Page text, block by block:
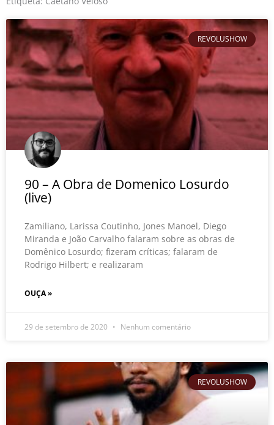
REVOLUSHOW
90 – A Obra de Domenico Losurdo
(live)
Zamiliano, Larissa Coutinho, Jones Manoel, Diego
Miranda e João Carvalho falaram sobre as obras de
Domênico Losurdo; fizeram críticas; falaram de
Rodrigo Hilbert; e realizaram
OUÇA »
29 de setembro de 2020 Nenhum comentário
REVOLUSHOW